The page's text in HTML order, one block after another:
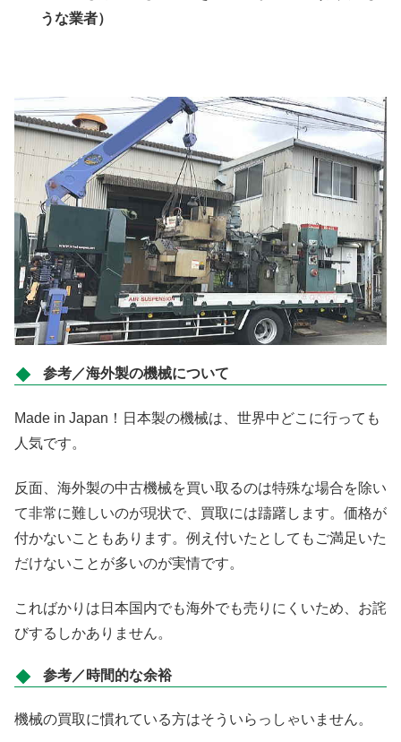
うな業者）
参考／海外製の機械について
Made in Japan！日本製の機械は、世界中どこに行っても
人気です。
反面、海外製の中古機械を買い取るのは特殊な場合を除い
て非常に難しいのが現状で、買取には躊躇します。価格が
付かないこともあります。例え付いたとしてもご満足いた
だけないことが多いのが実情です。
こればかりは日本国内でも海外でも売りにくいため、お詫
びするしかありません。
参考／時間的な余裕
機械の買取に慣れている方はそういらっしゃいません。